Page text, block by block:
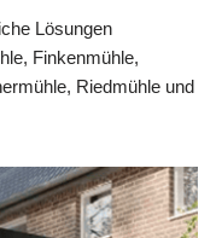
Lösungen
Finkenmühle,
Riedmühle und